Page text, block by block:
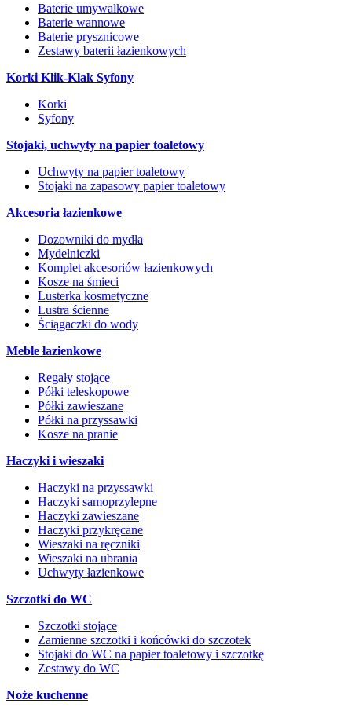
Baterie umywalkowe
Baterie wannowe
Baterie prysznicowe
Zestawy baterii łazienkowych
Korki Klik-Klak Syfony
Korki
Syfony
Stojaki, uchwyty na papier toaletowy
Uchwyty na papier toaletowy
Stojaki na zapasowy papier toaletowy
Akcesoria łazienkowe
Dozowniki do mydła
Mydelniczki
Komplet akcesoriów łazienkowych
Kosze na śmieci
Lusterka kosmetyczne
Lustra ścienne
Ściągaczki do wody
Meble łazienkowe
Regały stojące
Półki teleskopowe
Półki zawieszane
Półki na przyssawki
Kosze na pranie
Haczyki i wieszaki
Haczyki na przyssawki
Haczyki samoprzylepne
Haczyki zawieszane
Haczyki przykręcane
Wieszaki na ręczniki
Wieszaki na ubrania
Uchwyty łazienkowe
Szczotki do WC
Szczotki stojące
Zamienne szczotki i końcówki do szczotek
Stojaki do WC na papier toaletowy i szczotkę
Zestawy do WC
Noże kuchenne